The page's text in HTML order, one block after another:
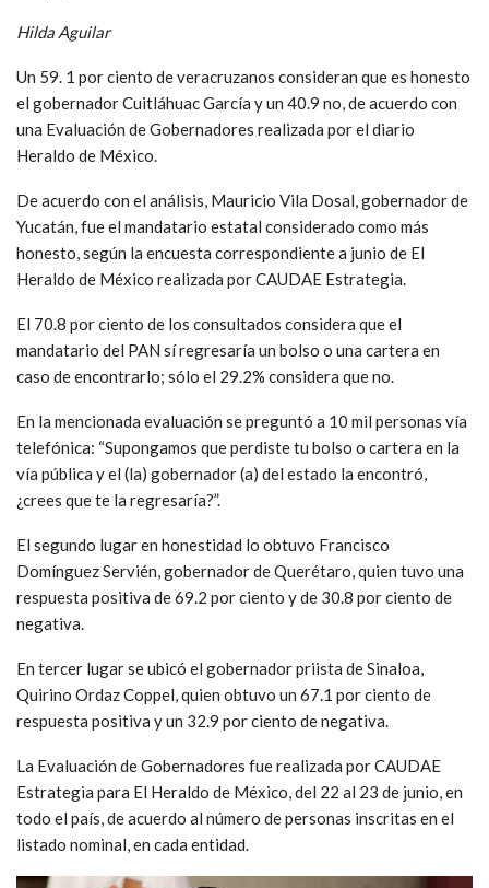
Hilda Aguilar
Un 59. 1 por ciento de veracruzanos consideran que es honesto
el gobernador Cuitláhuac García y un 40.9 no, de acuerdo con
una Evaluación de Gobernadores realizada por el diario
Heraldo de México.
De acuerdo con el análisis, Mauricio Vila Dosal, gobernador de
Yucatán, fue el mandatario estatal considerado como más
honesto, según la encuesta correspondiente a junio de El
Heraldo de México realizada por CAUDAE Estrategia.
El 70.8 por ciento de los consultados considera que el
mandatario del PAN sí regresaría un bolso o una cartera en
caso de encontrarlo; sólo el 29.2% considera que no.
En la mencionada evaluación se preguntó a 10 mil personas vía
telefónica: “Supongamos que perdiste tu bolso o cartera en la
vía pública y el (la) gobernador (a) del estado la encontró,
¿crees que te la regresaría?”.
El segundo lugar en honestidad lo obtuvo Francisco
Domínguez Servién, gobernador de Querétaro, quien tuvo una
respuesta positiva de 69.2 por ciento y de 30.8 por ciento de
negativa.
En tercer lugar se ubicó el gobernador priista de Sinaloa,
Quirino Ordaz Coppel, quien obtuvo un 67.1 por ciento de
respuesta positiva y un 32.9 por ciento de negativa.
La Evaluación de Gobernadores fue realizada por CAUDAE
Estrategia para El Heraldo de México, del 22 al 23 de junio, en
todo el país, de acuerdo al número de personas inscritas en el
listado nominal, en cada entidad.